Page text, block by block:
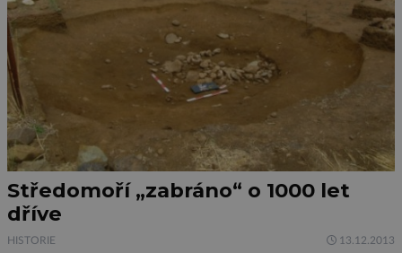
Středomoří „zabráno“ o 1000 let
dříve
HISTORIE 13.12.2013